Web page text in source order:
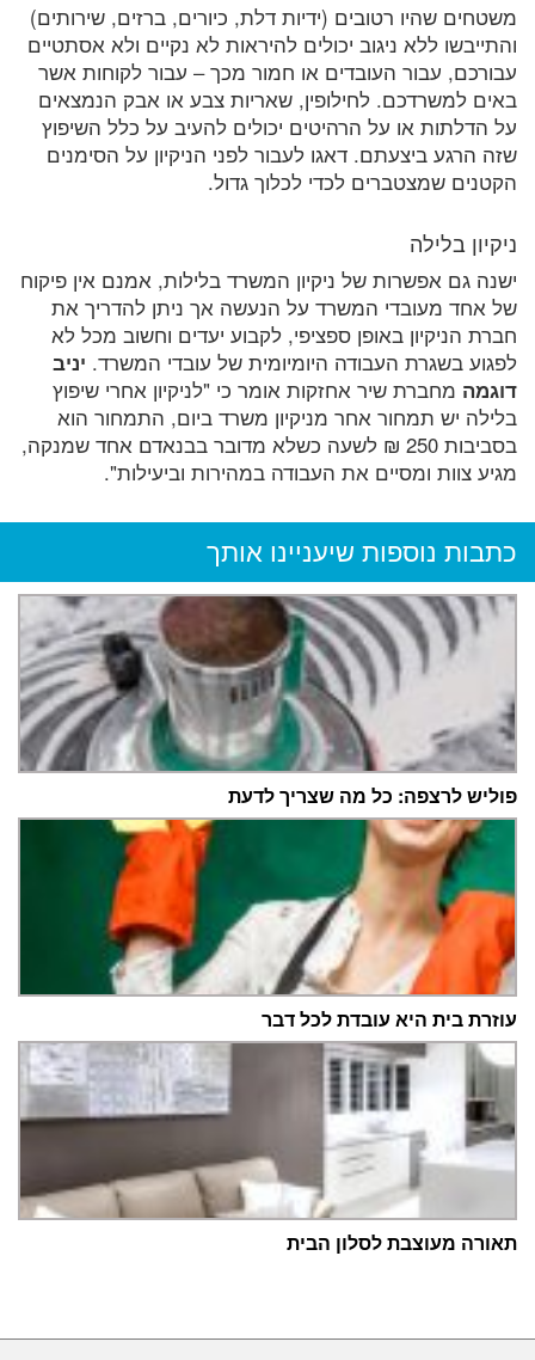
משטחים שהיו רטובים (ידיות דלת, כיורים, ברזים, שירותים)
והתייבשו ללא ניגוב יכולים להיראות לא נקיים ולא אסתטיים
עבורכם, עבור העובדים או חמור מכך – עבור לקוחות אשר
באים למשרדכם. לחילופין, שאריות צבע או אבק הנמצאים
על הדלתות או על הרהיטים יכולים להעיב על כלל השיפוץ
שזה הרגע ביצעתם. דאגו לעבור לפני הניקיון על הסימנים
הקטנים שמצטברים לכדי לכלוך גדול.
ניקיון בלילה
ישנה גם אפשרות של ניקיון המשרד בלילות, אמנם אין פיקוח
של אחד מעובדי המשרד על הנעשה אך ניתן להדריך את
חברת הניקיון באופן ספציפי, לקבוע יעדים וחשוב מכל לא
לפגוע בשגרת העבודה היומיומית של עובדי המשרד. יניב
דוגמה מחברת שיר אחזקות אומר כי "לניקיון אחרי שיפוץ
בלילה יש תמחור אחר מניקיון משרד ביום, התמחור הוא
בסביבות 250 ₪ לשעה כשלא מדובר בבנאדם אחד שמנקה,
מגיע צוות ומסיים את העבודה במהירות וביעילות".
כתבות נוספות שיעניינו אותך
פוליש לרצפה: כל מה שצריך לדעת
עוזרת בית היא עובדת לכל דבר
תאורה מעוצבת לסלון הבית